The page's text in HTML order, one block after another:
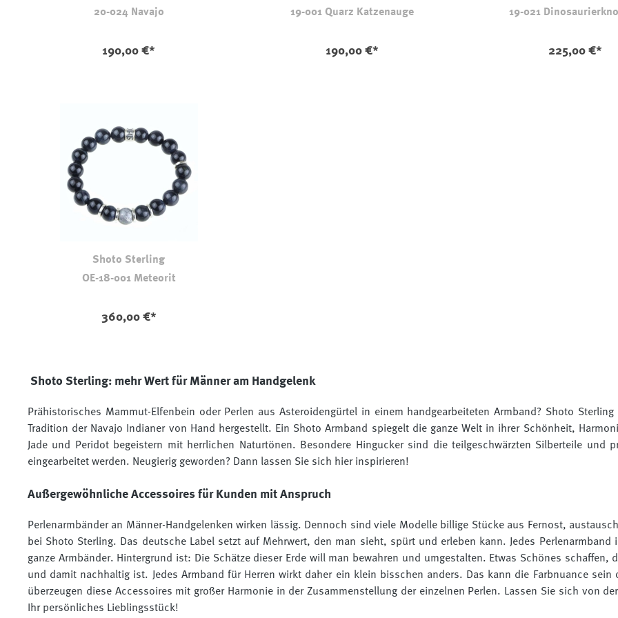
20-024 Navajo
190,00 €*
19-001 Quarz Katzenauge
190,00 €*
19-021
225,00 €*
Shoto Sterling
OE-18-001 Meteorit
360,00 €*
Shoto Sterling: mehr Wert für Männer am Handgelenk
Prähistorisches Mammut-Elfenbein oder Perlen aus Asteroidengürtel in einem handgearbeiteten Armband? Shoto
Tradition der Navajo Indianer von Hand hergestellt. Ein Shoto Armband spiegelt die ganze Welt in ihrer Schönheit,
Jade und Peridot begeistern mit herrlichen Naturtönen. Besondere Hingucker sind die teilgeschwärzten Silberteile und
eingearbeitet werden. Neugierig geworden? Dann lassen Sie sich hier inspirieren!
Außergewöhnliche Accessoires für Kunden mit Anspruch
Perlenarmbänder an Männer-Handgelenken wirken lässig. Dennoch sind viele Modelle billige Stücke aus Fernost,
bei Shoto Sterling. Das deutsche Label setzt auf Mehrwert, den man sieht, spürt und erleben kann. Jedes
ganze Armbänder. Hintergrund ist: Die Schätze dieser Erde will man bewahren und umgestalten. Etwas Schönes schaffen,
und damit nachhaltig ist. Jedes Armband für Herren wirkt daher ein klein bisschen anders. Das kann die Farbnuance
überzeugen diese Accessoires mit großer Harmonie in der Zusammenstellung der einzelnen Perlen. Lassen Sie sich von
Ihr persönliches Lieblingsstück!